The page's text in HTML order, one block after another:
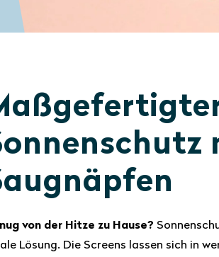
von der Hitze zu Hause?
Lösung. Die Screens lassen sich in